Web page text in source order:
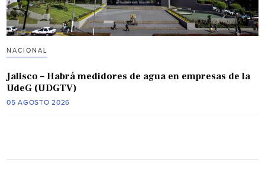
NACIONAL
Jalisco – Habrá medidores de agua en empresas de la
UdeG (UDGTV)
05 AGOSTO 2026